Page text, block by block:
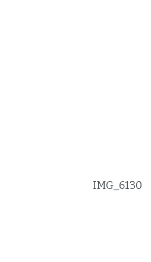
IMG_6130